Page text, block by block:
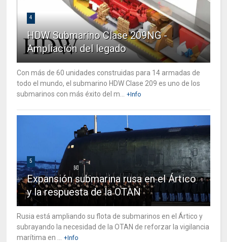
4
HDW Submarino Clase 209NG -
Ampliación del legado
Con más de 60 unidades construidas para 14 armadas de
todo el mundo, el submarino HDW Clase 209 es uno de los
submarinos con más éxito del m...
+Info
5
Expansión submarina rusa en el Ártico
y la respuesta de la OTAN
Rusia está ampliando su flota de submarinos en el Ártico y
subrayando la necesidad de la OTAN de reforzar la vigilancia
marítima en ...
+Info